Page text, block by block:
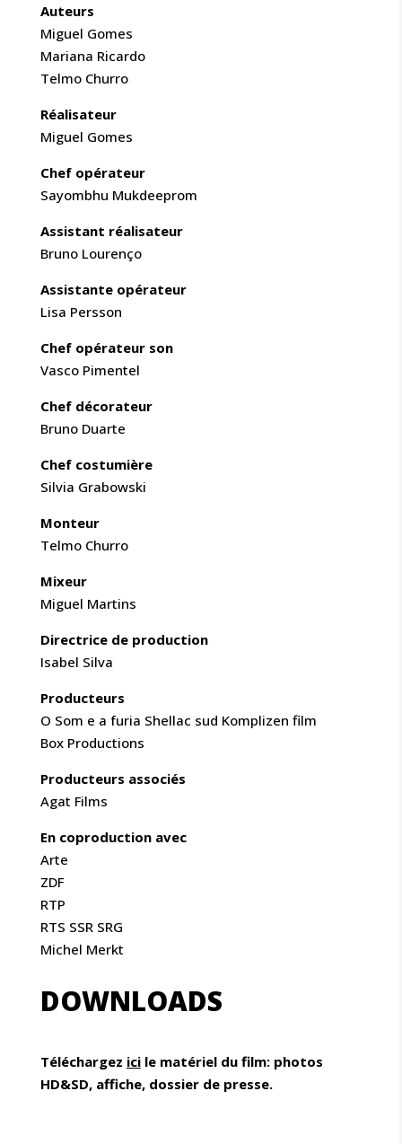
Auteurs
Miguel Gomes
Mariana Ricardo
Telmo Churro
Réalisateur
Miguel Gomes
Chef opérateur
Sayombhu Mukdeeprom
Assistant réalisateur
Bruno Lourenço
Assistante opérateur
Lisa Persson
Chef opérateur son
Vasco Pimentel
Chef décorateur
Bruno Duarte
Chef costumière
Silvia Grabowski
Monteur
Telmo Churro
Mixeur
Miguel Martins
Directrice de production
Isabel Silva
Producteurs
O Som e a furia Shellac sud Komplizen film
Box Productions
Producteurs associés
Agat Films
En coproduction avec
Arte
ZDF
RTP
RTS SSR SRG
Michel Merkt
DOWNLOADS
Téléchargez ici le matériel du film: photos
HD&SD, affiche, dossier de presse.